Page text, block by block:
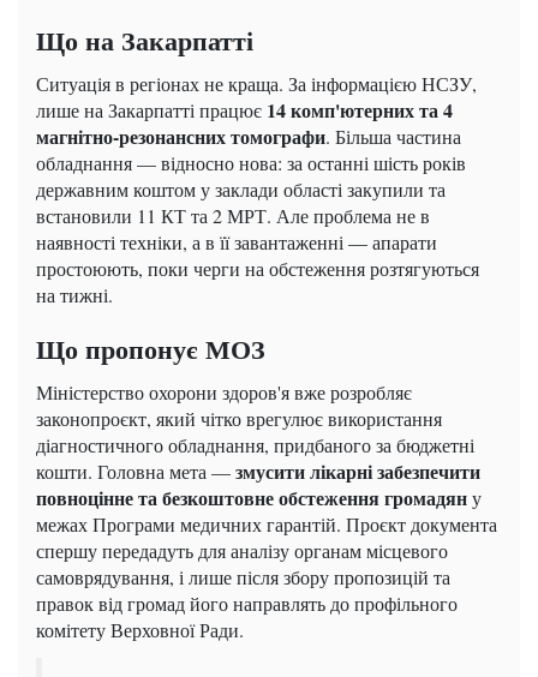
Що на Закарпатті
Ситуація в регіонах не краща. За інформацією НСЗУ,
лише на Закарпатті працює 14 комп'ютерних та 4
магнітно-резонансних томографи. Більша частина
обладнання — відносно нова: за останні шість років
державним коштом у заклади області закупили та
встановили 11 КТ та 2 МРТ. Але проблема не в
наявності техніки, а в її завантаженні — апарати
простоюють, поки черги на обстеження розтягуються
на тижні.
Що пропонує МОЗ
Міністерство охорони здоров'я вже розробляє
законопроєкт, який чітко врегулює використання
діагностичного обладнання, придбаного за бюджетні
кошти. Головна мета —змусити лікарні забезпечити
повноцінне та безкоштовне обстеження громадяну
межах Програми медичних гарантій. Проєкт документа
спершу передадуть для аналізу органам місцевого
самоврядування, і лише після збору пропозицій та
правок від громад його направлять до профільного
комітету Верховної Ради.